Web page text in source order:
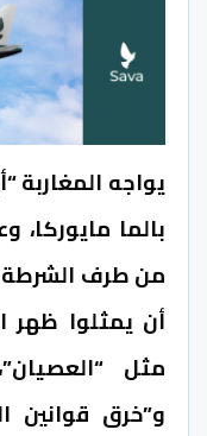
يواجه المغاربة
من طرف الشرطة
أن يمثلوا ظهر
مثل
و”خرق قوانين